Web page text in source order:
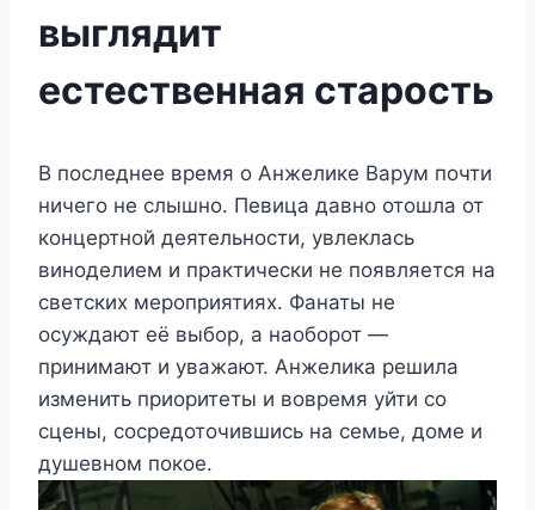
выглядит
естественная старость
В последнее время о Анжелике Варум почти
ничего не слышно. Певица давно отошла от
концертной деятельности, увлеклась
виноделием и практически не появляется на
светских мероприятиях. Фанаты не
осуждают её выбор, а наоборот —
принимают и уважают. Анжелика решила
изменить приоритеты и вовремя уйти со
сцены, сосредоточившись на семье, доме и
душевном покое.